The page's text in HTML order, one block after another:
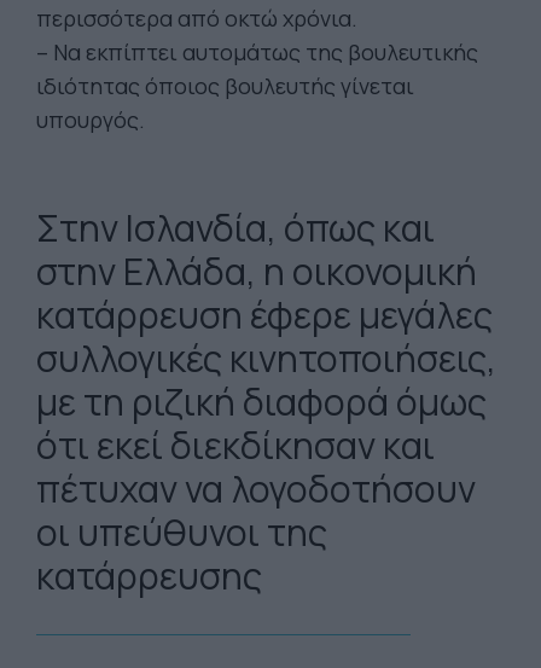
περισσότερα από οκτώ χρόνια.
– Να εκπίπτει αυτομάτως της βουλευτικής
ιδιότητας όποιος βουλευτής γίνεται
υπουργός.
Στην Ισλανδία, όπως και
στην Ελλάδα, η οικονομική
κατάρρευση έφερε μεγάλες
συλλογικές κινητοποιήσεις,
με τη ριζική διαφορά όμως
ότι εκεί διεκδίκησαν και
πέτυχαν να λογοδοτήσουν
οι υπεύθυνοι της
κατάρρευσης